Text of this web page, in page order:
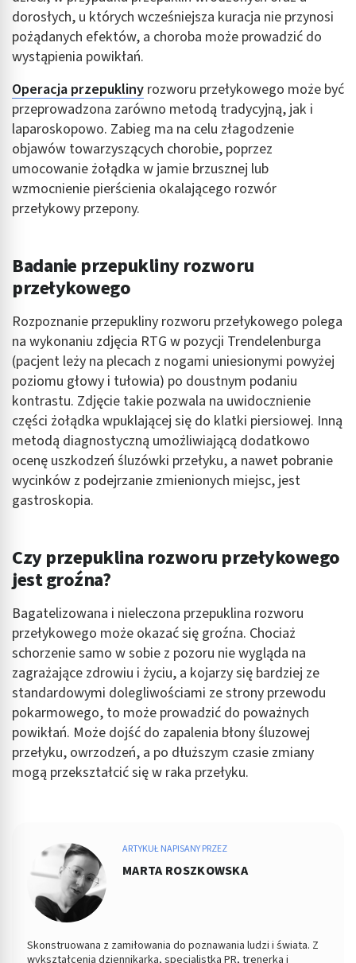
dorosłych, u których wcześniejsza kuracja nie przynosi
pożądanych efektów, a choroba może prowadzić do
wystąpienia powikłań.
Operacja przepukliny rozworu przełykowego może być
przeprowadzona zarówno metodą tradycyjną, jak i
laparoskopowo. Zabieg ma na celu złagodzenie
objawów towarzyszących chorobie, poprzez
umocowanie żołądka w jamie brzusznej lub
wzmocnienie pierścienia okalającego rozwór
przełykowy przepony.
Badanie przepukliny rozworu
przełykowego
Rozpoznanie przepukliny rozworu przełykowego polega
na wykonaniu zdjęcia RTG w pozycji Trendelenburga
(pacjent leży na plecach z nogami uniesionymi powyżej
poziomu głowy i tułowia) po doustnym podaniu
kontrastu. Zdjęcie takie pozwala na uwidocznienie
części żołądka wpuklającej się do klatki piersiowej. Inną
metodą diagnostyczną umożliwiającą dodatkowo
ocenę uszkodzeń śluzówki przełyku, a nawet pobranie
wycinków z podejrzanie zmienionych miejsc, jest
gastroskopia.
Czy przepuklina rozworu przełykowego
jest groźna?
Bagatelizowana i nieleczona przepuklina rozworu
przełykowego może okazać się groźna. Chociaż
schorzenie samo w sobie z pozoru nie wygląda na
zagrażające zdrowiu i życiu, a kojarzy się bardziej ze
standardowymi dolegliwościami ze strony przewodu
pokarmowego, to może prowadzić do poważnych
powikłań. Może dojść do zapalenia błony śluzowej
przełyku, owrzodzeń, a po dłuższym czasie zmiany
mogą przekształcić się w raka przełyku.
ARTYKUŁ NAPISANY PRZEZ
MARTA ROSZKOWSKA
Skonstruowana z zamiłowania do poznawania ludzi i świata. Z
wykształcenia dziennikarka, specjalistka PR, trenerka i